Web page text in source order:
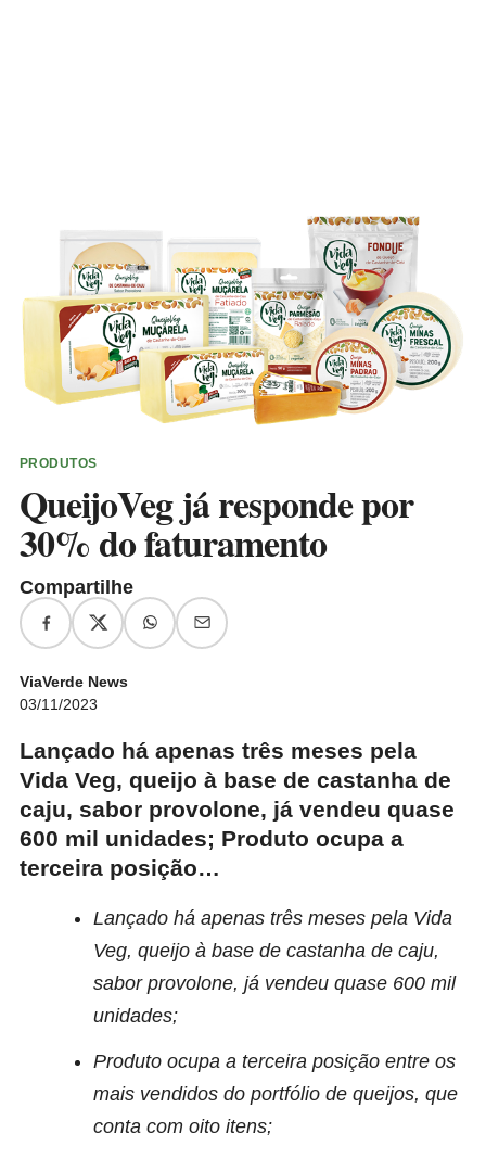
PRODUTOS
QueijoVeg já responde por
30% do faturamento
Compartilhe
ViaVerde News
03/11/2023
Lançado há apenas três meses pela
Vida Veg, queijo à base de castanha de
caju, sabor provolone, já vendeu quase
600 mil unidades; Produto ocupa a
terceira posição…
Lançado há apenas três meses pela Vida
Veg, queijo à base de castanha de caju,
sabor provolone, já vendeu quase 600 mil
unidades;
Produto ocupa a terceira posição entre os
mais vendidos do portfólio de queijos, que
conta com oito itens;